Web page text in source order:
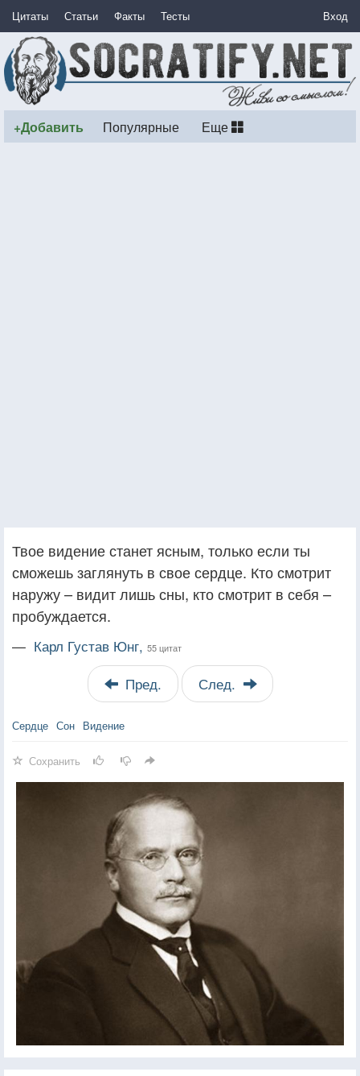
Цитаты Статьи Факты Тесты Вход
+Добавить Популярные Еще
Твое видение станет ясным, только если ты
сможешь заглянуть в свое сердце. Кто смотрит
наружу – видит лишь сны, кто смотрит в себя –
пробуждается.
— Карл Густав Юнг, 55 цитат
Пред. След.
Сердце Сон Видение
Сохранить